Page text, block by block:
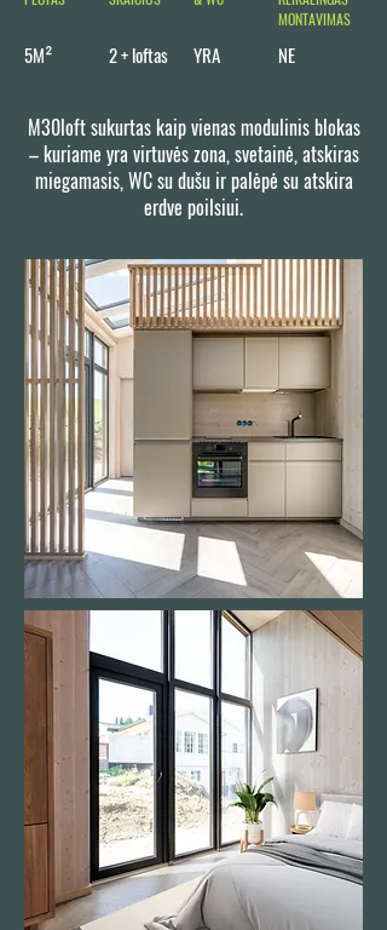
MONTAVIMAS
5M² 2 + loftas YRA NE
M30loft sukurtas kaip vienas modulinis blokas
– kuriame yra virtuvės zona, svetainė, atskiras
miegamasis, WC su dušu ir palėpė su atskira
erdve poilsiui.